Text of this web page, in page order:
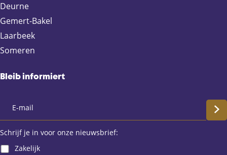
Deurne
Gemert-Bakel
Laarbeek
Someren
Bleib informiert
S
Schrijf je in voor onze nieuwsbrief:
Zakelijk